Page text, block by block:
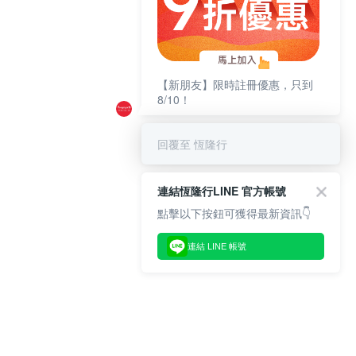
【新朋友】限時註冊優惠，只到
8/10！
回覆至 恆隆行
連結恆隆行LINE 官方帳號
點擊以下按鈕可獲得最新資訊👇
連結 LINE 帳號